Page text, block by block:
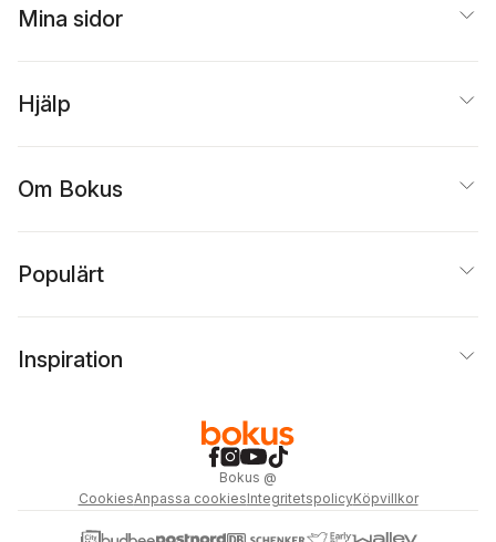
Mina sidor
Hjälp
Om Bokus
Populärt
Inspiration
Bokus @
CookiesAnpassa cookiesIntegritetspolicyKöpvillkor